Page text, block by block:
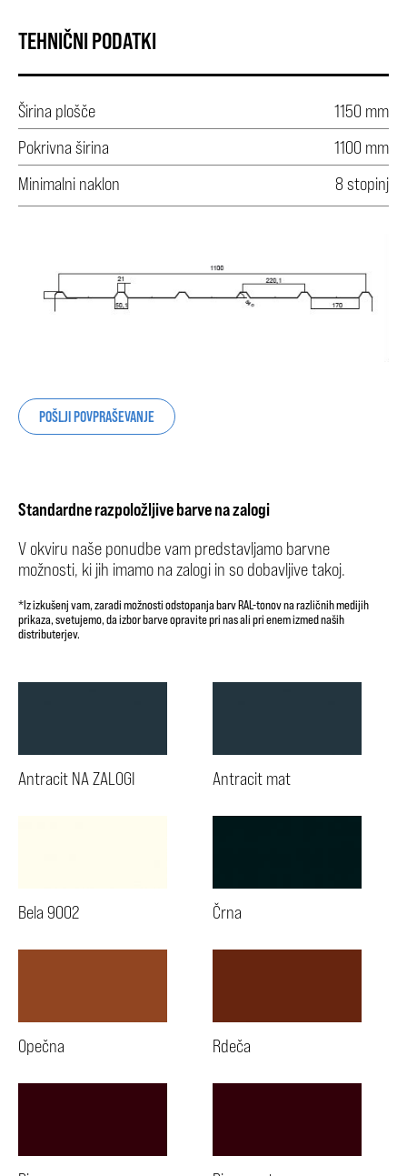
TEHNIČNI PODATKI
Širina plošče
1150 mm
Pokrivna širina
1100 mm
Minimalni naklon
8 stopinj
POŠLJI POVPRAŠEVANJE
Standardne razpoložljive barve na zalogi
V okviru naše ponudbe vam predstavljamo barvne
možnosti, ki jih imamo na zalogi in so dobavljive takoj.
*Iz izkušenj vam, zaradi možnosti odstopanja barv RAL-tonov na različnih medijih
prikaza, svetujemo, da izbor barve opravite pri nas ali pri enem izmed naših
distributerjev.
Antracit NA ZALOGI Antracit mat
Bela 9002 Črna
Opečna Rdeča